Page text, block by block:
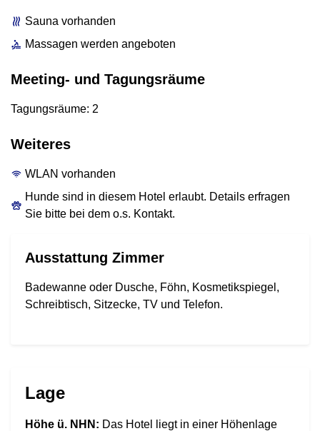
Sauna vorhanden
Massagen werden angeboten
Meeting- und Tagungsräume
Tagungsräume: 2
Weiteres
WLAN vorhanden
Hunde sind in diesem Hotel erlaubt. Details erfragen
Sie bitte bei dem o.s. Kontakt.
Ausstattung Zimmer
Badewanne oder Dusche, Föhn, Kosmetikspiegel,
Schreibtisch, Sitzecke, TV und Telefon.
Lage
Höhe ü. NHN: Das Hotel liegt in einer Höhenlage